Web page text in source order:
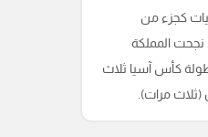
كجزء من
نجحت المملكة
كأس آسيا ثلاث
(ثلاث مرات).